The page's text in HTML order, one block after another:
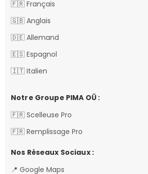
🇫🇷 Français
🇬🇧 Anglais
🇩🇪 Allemand
🇪🇸 Espagnol
🇮🇹 Italien
Notre Groupe PIMA OÜ :
🇫🇷 Scelleuse Pro
🇫🇷 Remplissage Pro
Nos Réseaux Sociaux :
📍 Google Maps